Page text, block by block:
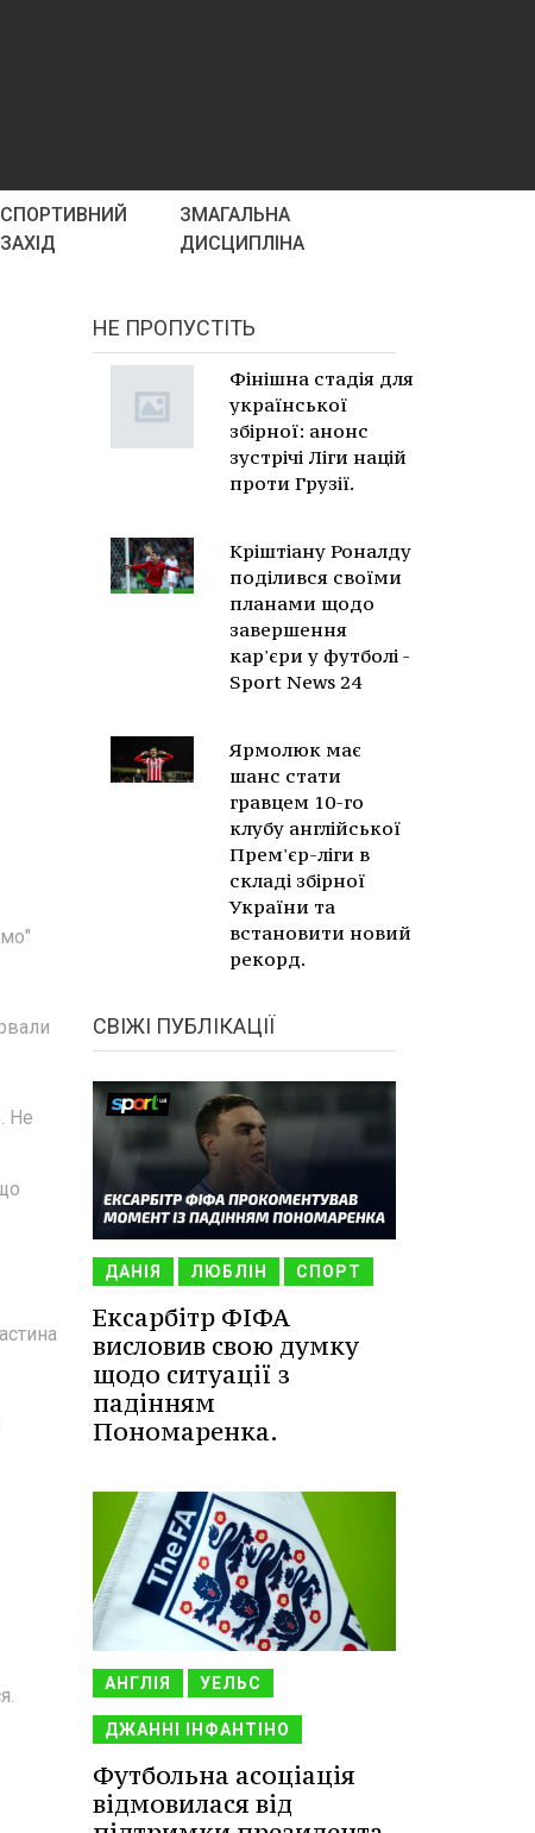
СПОРТИВНИЙ
ЗАХІД
ЗМАГАЛЬНА
ДИСЦИПЛІНА
Не
НЕ ПРОПУСТІТЬ
Фінішна стадія для
української
збірної: анонс
зустрічі Ліги націй
проти Грузії.
Кріштіану Роналду
поділився своїми
планами щодо
завершення
кар'єри у футболі -
Sport News 24
Ярмолюк має
шанс стати
гравцем 10-го
клубу англійської
Прем'єр-ліги в
складі збірної
України та
встановити новий
рекорд.
СВІЖІ ПУБЛІКАЦІЇ
ДАНІЯ ЛЮБЛІН СПОРТ
Ексарбітр ФІФА
висловив свою думку
щодо ситуації з
падінням
Пономаренка.
АНГЛІЯ УЕЛЬС
ДЖАННІ ІНФАНТІНО
Футбольна асоціація
відмовилася від